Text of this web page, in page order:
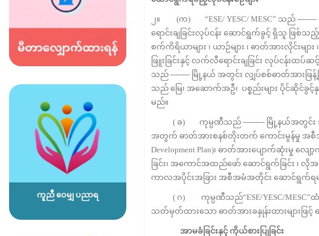
ကူညီ ဝေမျှ ပညာရ
၂။ (က) “ESE/ YESC/ MESC” သည်
ရောင်းချခြင်းလုပ်ငန်း ဆောင်ရွက်ခွင့် ရှိသူ ဖြစ်သ
စက်ကိရိယာများ ၊ ယာဉ်များ ၊ ဓာတ်အားလိုင်းမျာ
ဖြူးခြင်းနှင့် လက်လီရောင်းချခြင်း လုပ်ငန်းထ
သည် -------- မြို့နယ် အတွင်း လျှပ်စစ်ဓာတ်အားဖြန့်
သည် မြေ၊ အဆောက်အဦ၊ ပစ္စည်းများ ပိုင်ဆိုင်
မည်။
( ခ) ကုမ္ပဏီသည် --------- မြို့နယ်အတွင်း အရည်
အတွက် ဓာတ်အားစနစ်တိုးတက် ကောင်းမွန်မှု အစီအမံ
Development Plan)၊ ဓာတ်အားပျောက်ဆုံးမှု လျ
ခြင်း၊ အကောင်အထည်ဖော် ဆောင်ရွက်ခြင်း ၊ လိုအ
ကာလအပိုင်းအခြား အစီအမံအတိုင်း ဆောင်ရွက်ရ
( ဂ) ကုမ္ပဏီသည်“ESE/YESC/MESC”ထံမှ
သတ်မှတ်ထားသော ဓာတ်အားခနှုန်းထားများဖြင့် ဓ
အာမခံခြင်းနှင့် ကိုယ်စားပြုခြင်း